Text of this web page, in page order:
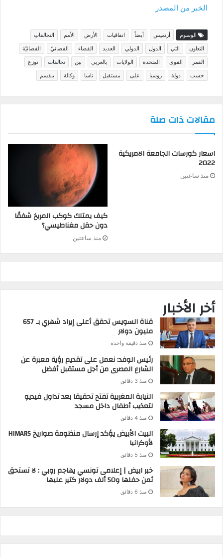
الخبر من المصدر
الوسوم أرتميس أيضاً اتفاقيات الأرض الأمم
التحالفاتِ
التعاون
التي الدول الدولي العديد الفضاء الفضائيّ
الفضائيّة
القمر
القوى المتحدة الولايات بالعربي بين تحالفات
توزع
حسب
دولة روسيا على مستقبل ناسا وكالة ينقسم
مقالات ذات صلة
اسعار كورسات الجامعة الامريكية
2022
منذ ساعتين
كيف يمتلك كوكب المريخ شفقًا
دون حقل مغناطيسي؟
منذ ساعتين
أخر الأخبار
قناة السويس تحقق أعلى إيراد شهري بـ 657
مليون دولار
منذ دقيقة واحدة
رئيس الوفد: نعمل على تقديم رؤية معبرة عن
الشارع المصرى من أجل مستقبل أفضل
منذ 3 دقائق
النيابة المغربية تفتح تحقيقا بعد تداول فيديو
لتعذيب أطفال داخل مسجد
منذ 4 دقائق
البيت الأبيض يؤكد إرسال منظومة صواريخ HIMARS
لأوكرانيا
منذ 5 دقائق
خبر ابيض | إعلامى تونسي يهاجم روبي : لا تستحق
ثمن حفلها و50 ألف دولار كتير عليها
منذ 6 دقائق